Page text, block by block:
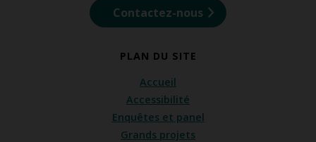
Contactez-nous
PLAN DU SITE
Accueil
Accessibilité
Enquêtes et panel
Grands projets